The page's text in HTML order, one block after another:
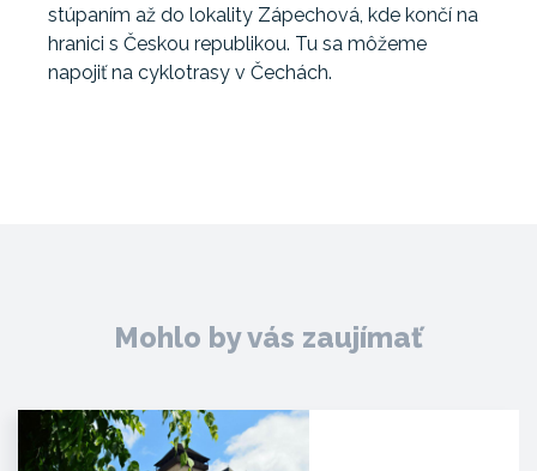
stúpaním až do lokality Zápechová, kde končí na
hranici s Českou republikou. Tu sa môžeme
napojiť na cyklotrasy v Čechách.
Mohlo by vás zaujímať